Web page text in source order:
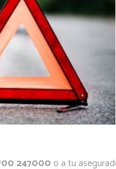
247000 o a tu